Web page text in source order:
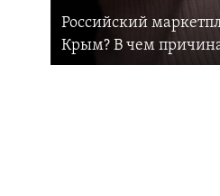
Российский
Крым? В чем